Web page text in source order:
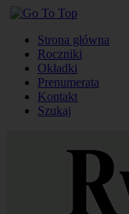
Strona główna
Roczniki
Okładki
Prenumerata
Kontakt
Szukaj